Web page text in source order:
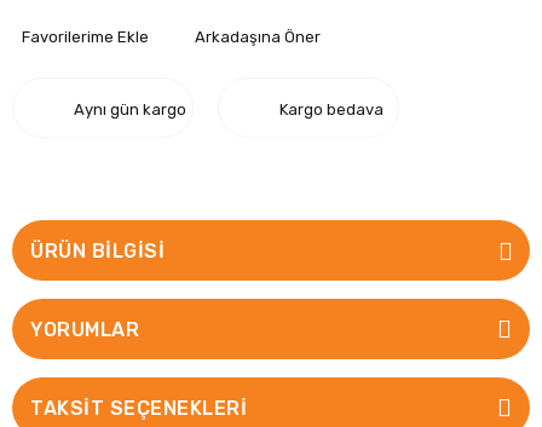
Arkadaşına Öner
Aynı gün kargo Kargo bedava
ÜRÜN BILGISI
YORUMLAR
TAKSIT SEÇENEKLERI